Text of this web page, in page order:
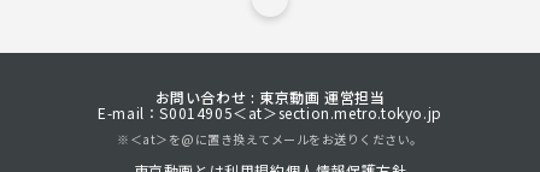
お問い合わせ : 東京動画 運営担当
E-mail：S0014905＜at＞section.metro.tokyo.jp
※＜at＞を@に置き換えてメールをお送りください。